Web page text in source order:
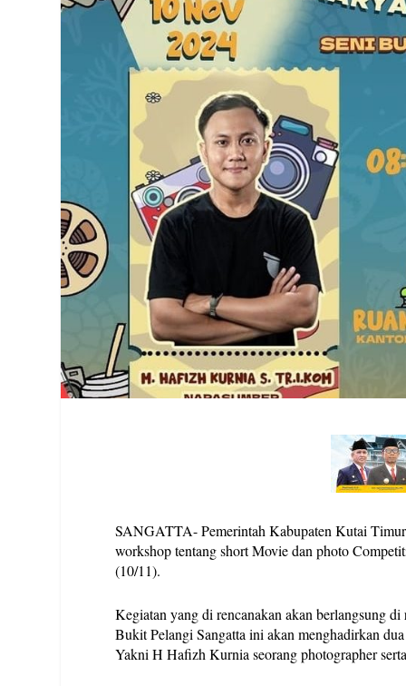
SANGATTA- Pemerintah Kabupaten Kutai
workshop tentang short Movie dan photo
(10/11).
Kegiatan yang di rencanakan akan berlangsung
Bukit Pelangi Sangatta ini akan menghadirkan
Yakni H Hafizh Kurnia seorang photographer